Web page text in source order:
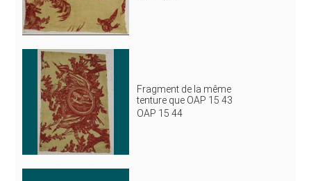
Fragment de la même
tenture que OAP 15 43
OAP 15 44